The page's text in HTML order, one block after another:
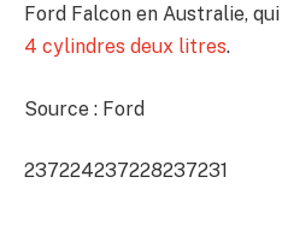
Ford Falcon en Australie,
4 cylindres deux litres.
Source : Ford
237224237228237231